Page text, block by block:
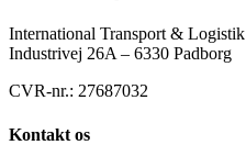
International Transport & Logistik
Industrivej 26A – 6330 Padborg
CVR-nr.: 27687032
Kontakt os